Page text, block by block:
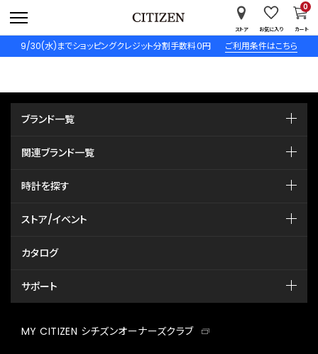
9/30(水)までショッピングクレジット分割手数料０円 ご利用条件はこちら
ストア お気に入り カート
0
ブランド一覧
関連ブランド一覧
時計を探す
ストア/イベント
カタログ
サポート
MY CITIZEN シチズンオーナーズクラブ